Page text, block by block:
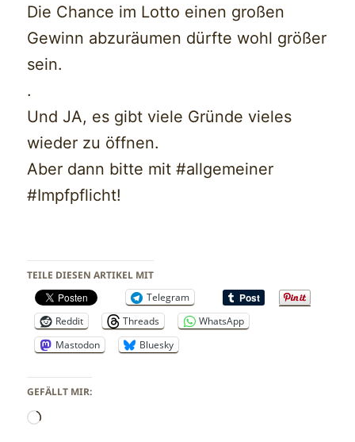
Die Chance im Lotto einen großen
Gewinn abzuräumen dürfte wohl größer
sein.
.
Und JA, es gibt viele Gründe vieles
wieder zu öffnen.
Aber dann bitte mit #allgemeiner
#Impfpflicht!
TEILE DIESEN ARTIKEL MIT
Telegram
Reddit
Threads
WhatsApp
Mastodon
Bluesky
GEFÄLLT MIR:
Wird